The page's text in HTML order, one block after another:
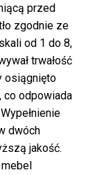
przed
zgodnie ze
od 1 do 8,
trwałość
osiągnięto
co odpowiada
dwóch
jakość.
mebel